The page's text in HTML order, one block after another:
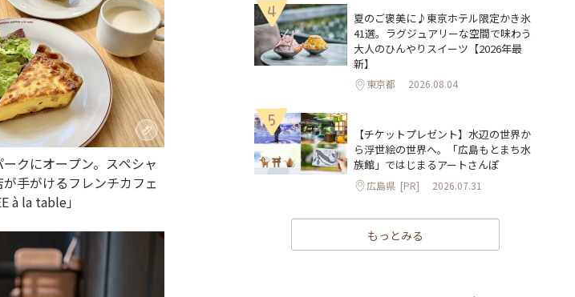
クにオープン。スペシャ
手がけるフレンチカフェ
à la table」
4
夏のご褒美に♪東京ホテル限定かき氷
41選。ラグジュアリーな空間で味わう
大人のひんやりスイーツ【2026年最
新】
東京都 2026.08.04
5
【チケットプレゼント】水辺の世界か
ら浮世絵の世界へ。「広島もとまち水
族館」ではじまるアートさんぽ
広島県 [PR] 2026.07.31
もっとみる